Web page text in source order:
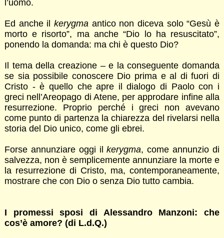
l’uomo.
Ed anche il kerygma antico non diceva solo “Gesù è
morto e risorto”, ma anche “Dio lo ha resuscitato”,
ponendo la domanda: ma chi è questo Dio?
Il tema della creazione – e la conseguente domanda
se sia possibile conoscere Dio prima e al di fuori di
Cristo - è quello che apre il dialogo di Paolo con i
greci nell’Areopago di Atene, per approdare infine alla
resurrezione. Proprio perché i greci non avevano
come punto di partenza la chiarezza del rivelarsi nella
storia del Dio unico, come gli ebrei.
Forse annunziare oggi ilkerygma, come annunzio di
salvezza, non è semplicemente annunziare la morte e
la resurrezione di Cristo, ma, contemporaneamente,
mostrare che con Dio o senza Dio tutto cambia.
I promessi sposi di Alessandro Manzoni: che
cos’è amore? (di L.d.Q.)